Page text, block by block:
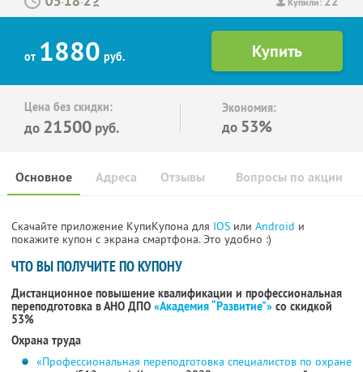
от 1880 руб.
Цена без скидки:
до 21500 руб.
Экономия:
до 53%
Основное Отзывы Вопросы по акции
Адреса
Скачайте приложение КупиКупона для IOS или Android и
покажите купон с экрана смартфона. Это удобно :)
ЧТО ВЫ ПОЛУЧИТЕ ПО КУПОНУ
Дистанционное повышение квалификации и профессиональная
переподготовка в АНО ДПО «Академия “Развитие"» со скидкой
53%
Охрана труда
«Профессиональная переподготовка специалистов по охране